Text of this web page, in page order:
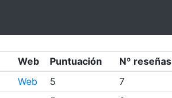
Web Puntuación
Nº reseñas
Web 5
7